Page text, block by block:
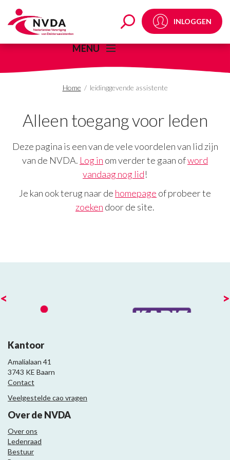
leidinggevende INLOGGEN
MENU
Home / leidinggevende assistente
Alleen toegang voor leden
Deze pagina is een van de vele voordelen van lid zijn
van de NVDA. Log in om verder te gaan ofword
vandaag nog lid!
Je kan ook terug naar de homepage of probeer te
zoeken door de site.
< >
Kantoor
Amalialaan 41
3743 KE Baarn
Contact
Veelgestelde cao vragen
Over de NVDA
Over ons
Ledenraad
Bestuur